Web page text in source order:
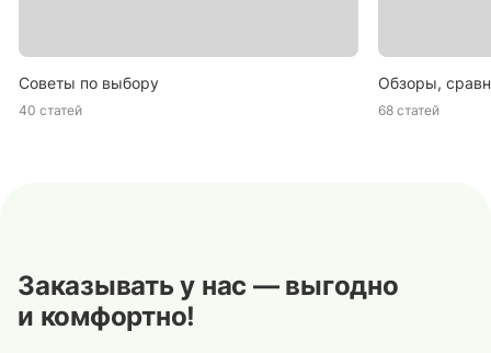
Советы по выбору
40 статей
Обзоры,
68 статей
Заказывать у нас — выгодно
и комфортно!